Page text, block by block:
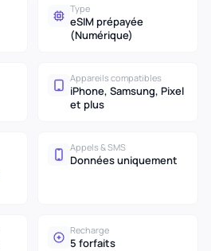
Type
eSIM prépayée
(Numérique)
Appareils compatibles
iPhone, Samsung, Pixel
et plus
Appels & SMS
Données uniquement
Recharge
5 forfaits